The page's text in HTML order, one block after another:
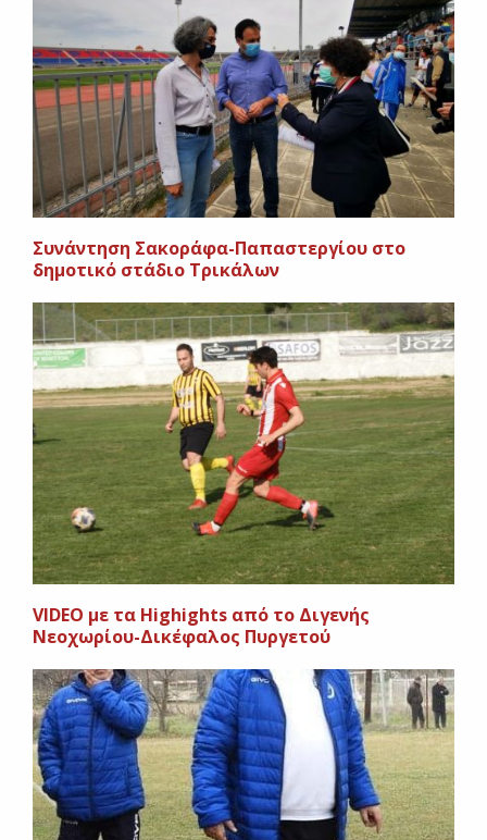
Συνάντηση Σακοράφα-Παπαστεργίου στο
δημοτικό στάδιο Τρικάλων
VIDEO με τα Highights από το Διγενής
Νεοχωρίου-Δικέφαλος Πυργετού